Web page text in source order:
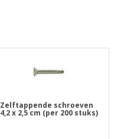
Zelftappende schroeven
4,2 x 2,5 cm (per 200 stuks)